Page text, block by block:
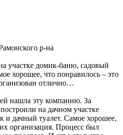
р-на
участке домик-баню, садовый
хорошее, что понравилось – это
отлично…
нашла эту компанию. За
на дачном участке
дачный туалет. Самое хорошее,
организация. Процесс был